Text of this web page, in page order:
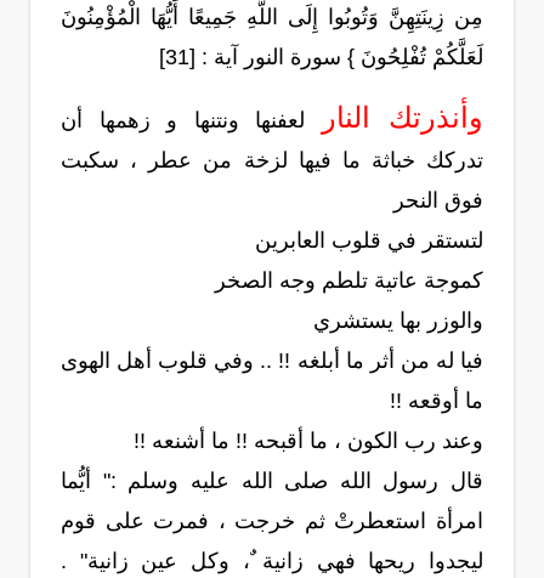
مِن زِينَتِهِنَّ وَتُوبُوا إِلَى اللَّهِ جَمِيعًا أَيُّهَا الْمُؤْمِنُونَ
لَعَلَّكُمْ تُفْلِحُونَ } سورة النور آية : [31]
وأنذرتك النار
لعفنها ونتنها و زهمها أن
تدركك خباثة ما فيها لزخة من عطر ، سكبت
فوق النحر
لتستقر في قلوب العابرين
كموجة عاتية تلطم وجه الصخر
والوزر بها يستشري
فيا له من أثر ما أبلغه !! .. وفي قلوب أهل الهوى
ما أوقعه !!
وعند رب الكون ، ما أقبحه !! ما أشنعه !!
قال رسول الله صلى الله عليه وسلم :" أيُّما
امرأة استعطرتْ ثم خرجت ، فمرت على قوم
ليجدوا ريحها فهي زانية ٌ، وكل عين زانية" .